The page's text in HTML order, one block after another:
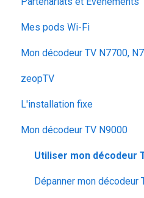
Iskratel Innbox G92
Application Ma zeopbox
Arris TG862
Iskratel Innbox G78
Arris TG2482B
Iskratel G84
ZTE F680
Mes pods Wi-Fi
Huawei OptiXstar K153
Iskratel Innbox M92
Configurer & Utiliser :
Mon décodeur TV N7700,
Configurer mon décodeur
Utiliser mon décodeur TV
Dépanner mon décodeur
zeopTV
L'installation fixe
Mon décodeur TV N9000
Utiliser mon décodeur
Dépanner mon décodeur